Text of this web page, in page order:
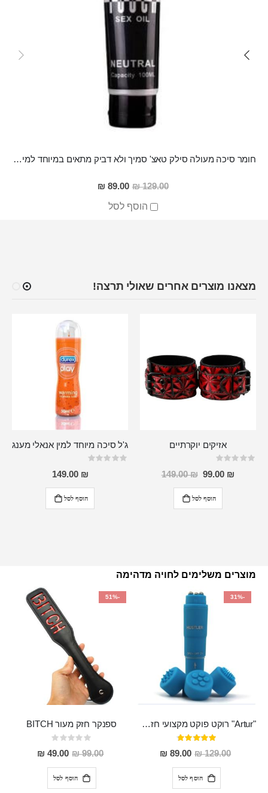
חומר סיכה מעולה סילק טאצ' סמיך ולא דביק מתאים במיוחד למין אנאלי
129.00 ₪
מחיר
מבצע
89.00 ₪
הוסף לסל
מצאנו מוצרים אחרים שאולי תרצה!
ג'ל סיכה מיוחד למין אנאלי מענג
Rating:
149.00 ₪
הוסף לסל
אזיקים יוקרתיים
Rating:
149.00 ₪ מחיר
מבצע
99.00 ₪
הוסף לסל
מוצרים משלימים לחויה מדהימה
-31%
"Artur" רוקט פוקט מקצועי חזק במיוחד
דירוג:
95%
129.00 ₪
מחיר
מבצע
89.00 ₪
הוסף לסל
-51%
ספנקר חזק מעור BITCH
Rating:
0%
99.00 ₪
מחיר
מבצע
49.00 ₪
הוסף לסל